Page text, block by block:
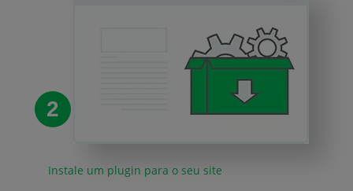
2
Instale um plugin para o seu site